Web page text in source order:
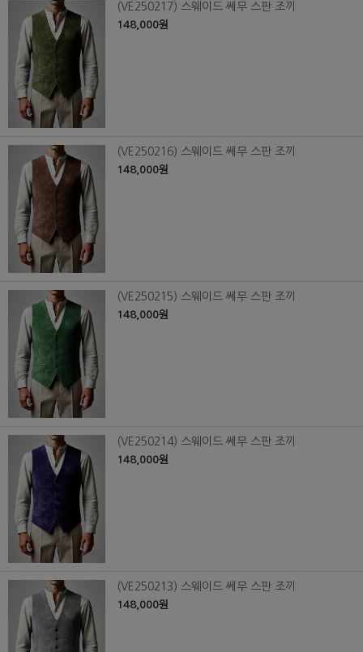
(VE250217) 스웨이드 쎄무 스판 조끼
148,000원
(VE250216) 스웨이드 쎄무 스판 조끼
148,000원
(VE250215) 스웨이드 쎄무 스판 조끼
148,000원
(VE250214) 스웨이드 쎄무 스판 조끼
148,000원
(VE250213) 스웨이드 쎄무 스판 조끼
148,000원